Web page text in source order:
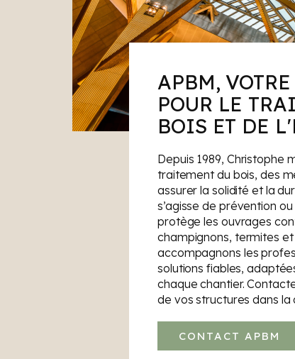
APBM,
POUR LE
BOIS ET DE
Depuis 1989, Christophe
traitement du bois, des
assurer la solidité et la
s’agisse de prévention
protège les ouvrages
champignons, termites
accompagnons les
solutions fiables,
chaque chantier.
de vos structures dans la
CONTACT APBM